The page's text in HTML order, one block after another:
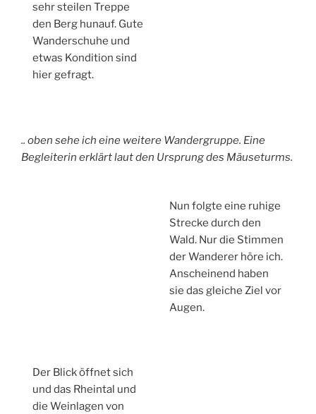
sehr steilen Treppe
den Berg hunauf. Gute
Wanderschuhe und
etwas Kondition sind
hier gefragt.
.. oben sehe ich eine weitere Wandergruppe. Eine
Begleiterin erklärt laut den Ursprung des Mäuseturms.
Nun folgte eine ruhige
Strecke durch den
Wald. Nur die Stimmen
der Wanderer höre ich.
Anscheinend haben
sie das gleiche Ziel vor
Augen.
Der Blick öffnet sich
und das Rheintal und
die Weinlagen von